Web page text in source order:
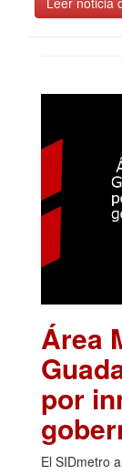
Área
por
El SIDmetro